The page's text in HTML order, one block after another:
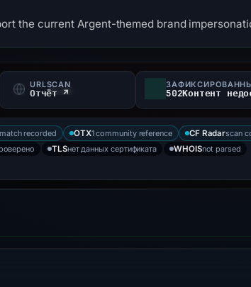
the current Argent-themed brand
URLSCAN
Отчёт ↗
recorded OTX1 community reference CF Radarscan
TLSнет данных сертификата WHOISnot parsed